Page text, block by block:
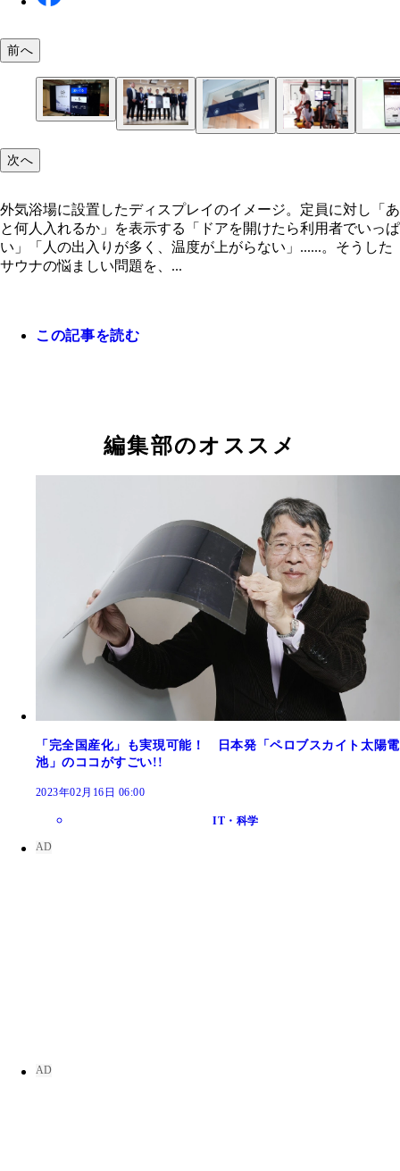
外気浴場に設置したディスプレイのイメージ。定
し「あと何人入れるか」を表示する
で企画開発を担当した岡本昴之氏
ー」が出入りの人数をカウントする
の出入りでリアルタイムに変動する
で、施設の満空情報が事前に確認できるようになる
前へ
次へ
外気浴場に設置したディスプレイのイメージ。定員に対し「あ
と何人入れるか」を表示する「ドアを開けたら利用者でいっぱ
い」「人の出入りが多く、温度が上がらない」......。そうした
サウナの悩ましい問題を、...
この記事を読む
編集部のオススメ
「完全国産化」も実現可能！ 日本発「ペロブスカイト太陽電
池」のココがすごい!!
2023年02月16日 06:00
IT・科学